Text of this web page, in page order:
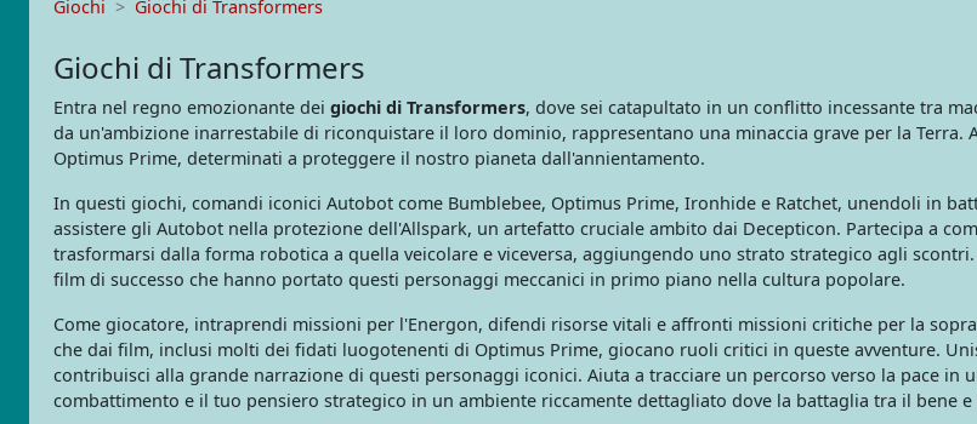
Giochi Giochi di Transformers
Giochi di Transformers
Entra nel regno emozionante dei giochi di Transformers, dove sei catapultato in un conflitto incessante tra
da un'ambizione inarrestabile di riconquistare il loro dominio, rappresentano una minaccia grave per la
Optimus Prime, determinati a proteggere il nostro pianeta dall'annientamento.
In questi giochi, comandi iconici Autobot come Bumblebee, Optimus Prime, Ironhide e Ratchet, unendoli in
assistere gli Autobot nella protezione dell'Allspark, un artefatto cruciale ambito dai Decepticon. Partecipa a
trasformarsi dalla forma robotica a quella veicolare e viceversa, aggiungendo uno strato strategico agli
film di successo che hanno portato questi personaggi meccanici in primo piano nella cultura popolare.
Come giocatore, intraprendi missioni per l'Energon, difendi risorse vitali e affronti missioni critiche per la
che dai film, inclusi molti dei fidati luogotenenti di Optimus Prime, giocano ruoli critici in queste avventure.
contribuisci alla grande narrazione di questi personaggi iconici. Aiuta a tracciare un percorso verso la pace
combattimento e il tuo pensiero strategico in un ambiente riccamente dettagliato dove la battaglia tra il bene